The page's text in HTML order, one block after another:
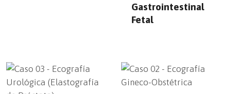
Gastrointestinal
Fetal